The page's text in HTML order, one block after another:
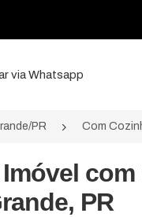
via Whatsapp
PR Com
Imóvel
PR